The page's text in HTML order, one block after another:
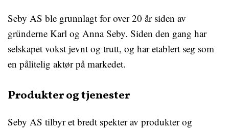
Seby AS ble grunnlagt for over 20 år siden av
gründerne Karl og Anna Seby. Siden den gang har
selskapet vokst jevnt og trutt, og har etablert seg som
en pålitelig aktør på markedet.
Produkter og tjenester
Seby AS tilbyr et bredt spekter av produkter og